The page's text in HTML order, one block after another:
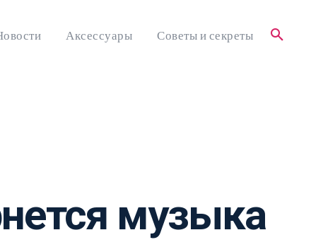
Аксессуары Советы и секреты
музыка